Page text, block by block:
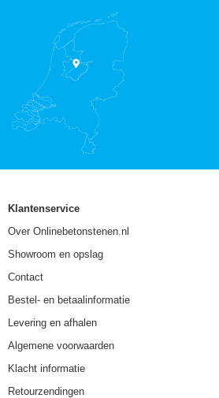
Klantenservice
Over Onlinebetonstenen.nl
Showroom en opslag
Contact
Bestel- en betaalinformatie
Levering en afhalen
Algemene voorwaarden
Klacht informatie
Retourzendingen